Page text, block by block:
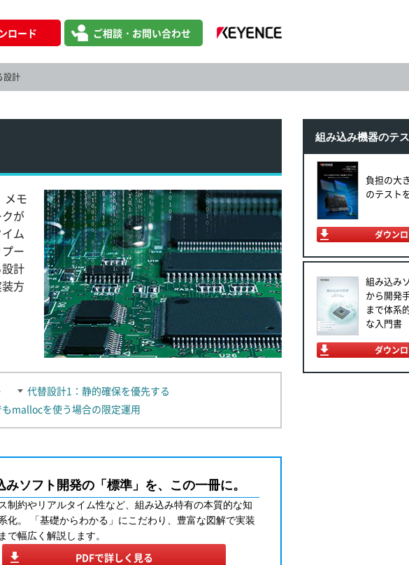
ロード ご相談・お問い合わせ
設計
メモ
が
ム
ー
計
方
代替設計1：静的確保を優先する
もmallocを使う場合の限定運用
みソフト開発の「標準」を、この一冊に。
制約やリアルタイム性など、組み込み特有の本質的な知
化。 「基礎からわかる」にこだわり、豊富な図解で実装
で幅広く解説します。
PDFで詳しく見る
組み込み機器のテ
負担の大
のテスト
ダウン
組み込み
から開発
まで体系
な入門書
ダウン